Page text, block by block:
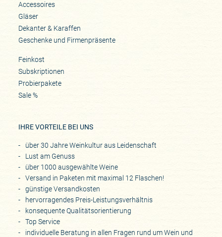
Accessoires
Gläser
Dekanter & Karaffen
Geschenke und Firmenpräsente
Feinkost
Subskriptionen
Probierpakete
Sale %
IHRE VORTEILE BEI UNS
über 30 Jahre Weinkultur aus Leidenschaft
Lust am Genuss
über 1000 ausgewählte Weine
Versand in Paketen mit maximal 12 Flaschen!
günstige Versandkosten
hervorragendes Preis-Leistungsverhältnis
konsequente Qualitätsorientierung
Top Service
individuelle Beratung in allen Fragen rund um Wein und